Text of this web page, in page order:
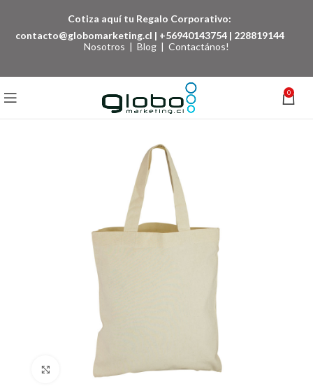
Cotiza aquí tu Regalo Corporativo:
contacto@globomarketing.cl | +56940143754 | 228819144
Nosotros | Blog | Contactános!
0
Click to enlarge